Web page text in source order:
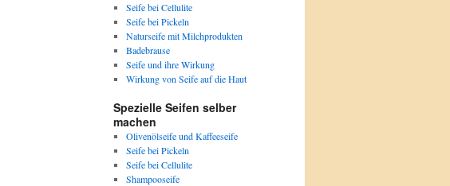
Seife bei Cellulite
Seife bei Pickeln
Naturseife mit Milchprodukten
Badebrause
Seife und ihre Wirkung
Wirkung von Seife auf die Haut
Spezielle Seifen selber
machen
Olivenölseife und Kaffeeseife
Seife bei Pickeln
Seife bei Cellulite
Shampooseife